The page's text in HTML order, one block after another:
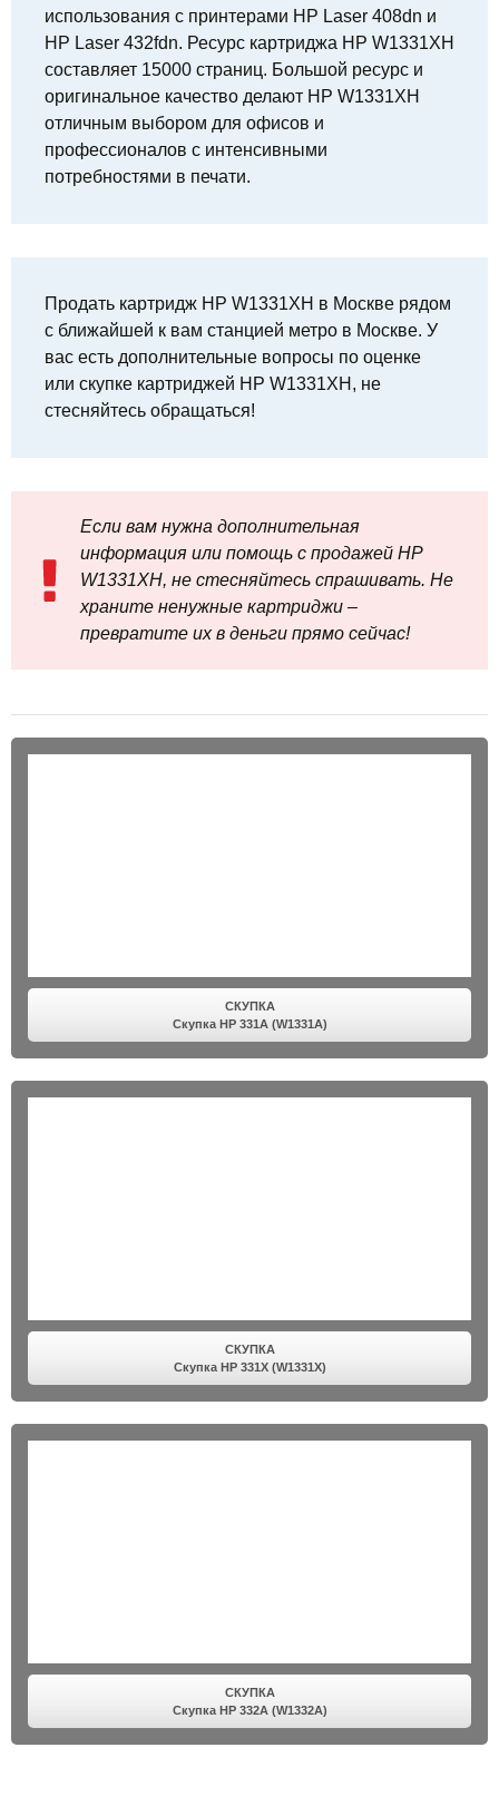
использования с принтерами HP Laser 408dn и
HP Laser 432fdn. Ресурс картриджа HP W1331XH
составляет 15000 страниц. Большой ресурс и
оригинальное качество делают HP W1331XH
отличным выбором для офисов и
профессионалов с интенсивными
потребностями в печати.
Продать картридж HP W1331XH в Москве рядом
с ближайшей к вам станцией метро в Москве. У
вас есть дополнительные вопросы по оценке
или скупке картриджей HP W1331XH, не
стесняйтесь обращаться!
Если вам нужна дополнительная
информация или помощь с продажей HP
W1331XH, не стесняйтесь спрашивать. Не
храните ненужные картриджи –
превратите их в деньги прямо сейчас!
СКУПКА
Скупка HP 331A (W1331A)
СКУПКА
Скупка HP 331X (W1331X)
СКУПКА
Скупка HP 332A (W1332A)